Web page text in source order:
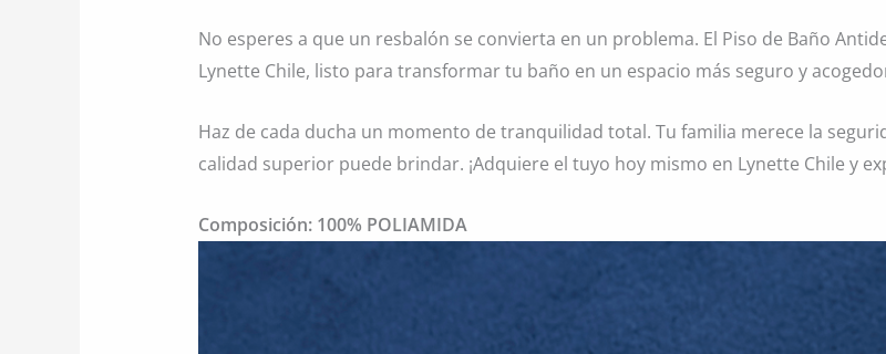
No esperes a que un resbalón se convierta en un problema. El Piso de Baño
Lynette Chile, listo para transformar tu baño en un espacio más seguro y
Haz de cada ducha un momento de tranquilidad total. Tu familia merece la
calidad superior puede brindar. ¡Adquiere el tuyo hoy mismo en Lynette Chile y
Composición: 100% POLIAMIDA